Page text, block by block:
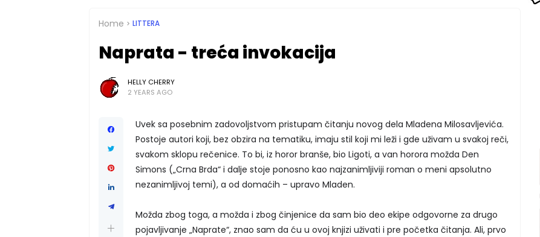
Home LITTERA
Naprata - treća invokacija
HELLY CHERRY
2 YEARS AGO
Uvek sa posebnim zadovoljstvom pristupam čitanju novog dela Mladena Milosavljevića.
Postoje autori koji, bez obzira na tematiku, imaju stil koji mi leži i gde uživam u svakoj reči,
svakom sklopu rečenice. To bi, iz horor branše, bio Ligoti, a van horora možda Den
Simons („Crna Brda“ i dalje stoje ponosno kao najzanimljiviji roman o meni apsolutno
nezanimljivoj temi), a od domaćih – upravo Mladen.
Možda zbog toga, a možda i zbog činjenice da sam bio deo ekipe odgovorne za drugo
pojavljivanje „Naprate“, znao sam da ću u ovoj knjizi uživati i pre početka čitanja. Ali, prvo